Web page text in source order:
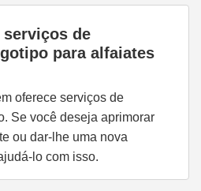
serviços de
para alfaiates
oferece serviços de
Se você deseja aprimorar
ou dar-lhe uma nova
lo com isso.